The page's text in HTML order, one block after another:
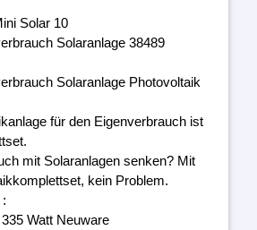
Solar 10
Solaranlage 38489
Solaranlage Photovoltaik
für den Eigenverbrauch ist
mit Solaranlagen senken? Mit
kein Problem.
Watt Neuware